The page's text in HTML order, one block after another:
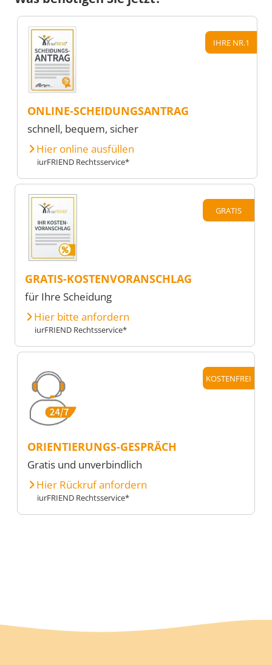
IHRE NR.1
ONLINE-SCHEIDUNGSANTRAG
schnell, bequem, sicher
Hier online ausfüllen
iurFRIEND Rechtsservice*
GRATIS
GRATIS-KOSTENVORANSCHLAG
für Ihre Scheidung
Hier bitte anfordern
iurFRIEND Rechtsservice*
KOSTENFREI
ORIENTIERUNGS-GESPRÄCH
Gratis und unverbindlich
Hier Rückruf anfordern
iurFRIEND Rechtsservice*